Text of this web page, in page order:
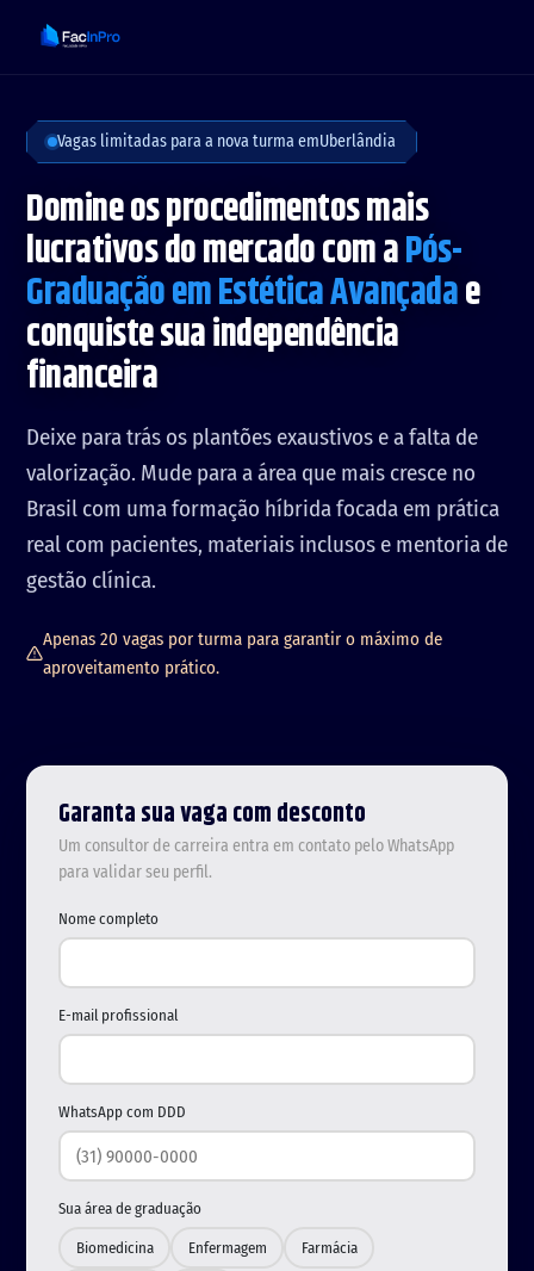
Vagas limitadas para a nova turma emUberlândia
Domine os procedimentos mais
lucrativos do mercado com aPós-
Graduação em Estética Avançadae
conquiste sua independência
financeira
Deixe para trás os plantões exaustivos e a falta de
valorização. Mude para a área que mais cresce no
Brasil com uma formação híbrida focada em prática
real com pacientes, materiais inclusos e mentoria de
gestão clínica.
Apenas 20 vagas por turma para garantir o máximo de
aproveitamento prático.
Garanta sua vaga com desconto
Um consultor de carreira entra em contato pelo WhatsApp
para validar seu perfil.
Nome completo
E-mail profissional
WhatsApp com DDD
Sua área de graduação
Biomedicina Enfermagem Farmácia